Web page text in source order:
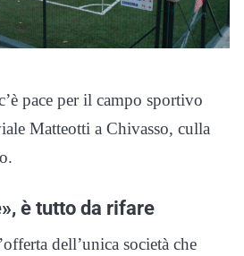
pace per il campo sportivo
Matteotti a Chivasso, culla
è tutto da rifare
dell’unica società che